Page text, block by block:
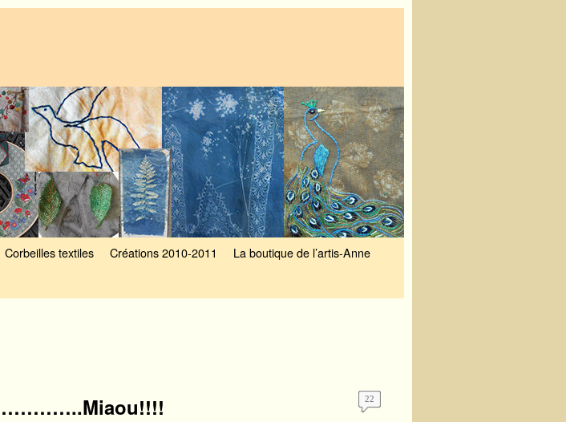
Corbeilles textiles Créations 2010-2011
La boutique de l’artis-Anne
22